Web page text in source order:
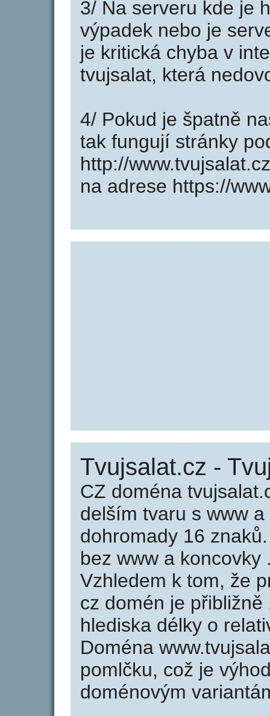
3/ Na serveru kde je
výpadek nebo je
je kritická chyba v
tvujsalat, která
4/ Pokud je špatně
tak fungují stránky
http://
na adrese https://
Tvujsalat.cz -
CZ doména
delším tvaru s www
dohromady 16
bez www a
Vzhledem k tom, že
cz domén je
hlediska délky o
Doména
pomlčku, což je
doménovým